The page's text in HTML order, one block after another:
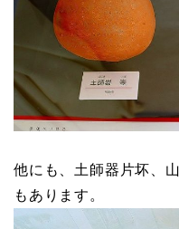
他にも、土師器片坏、
もあります。